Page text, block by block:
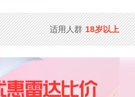
适用人群 18岁以上